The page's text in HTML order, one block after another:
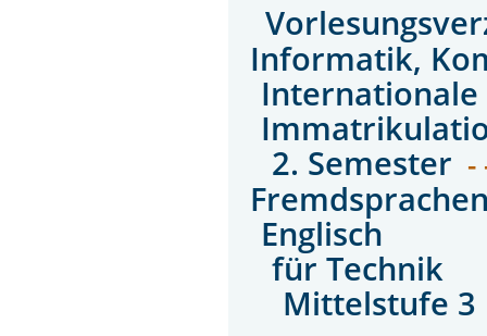
Informatik,
2. Semester -
Englisch
für Technik
Mittelstufe 3